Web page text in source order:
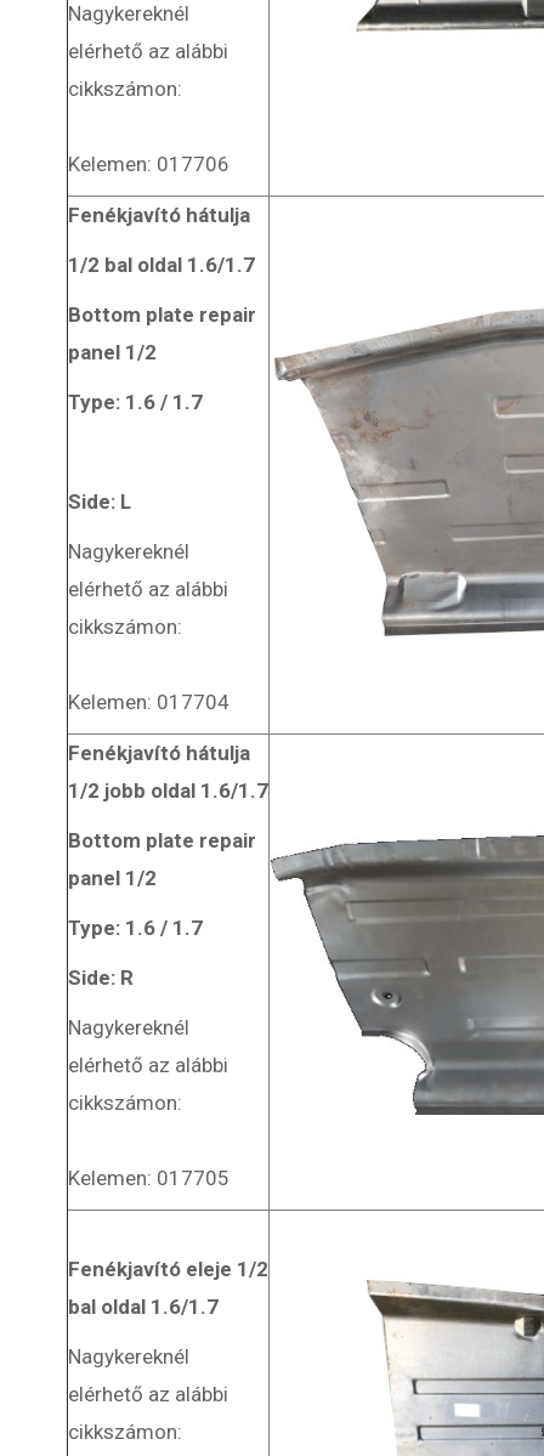
Nagykereknél
elérhető az alábbi
cikkszámon:
Kelemen: 017706
Fenékjavító hátulja
1/2 bal oldal 1.6/1.7
Bottom plate repair
panel 1/2
Type: 1.6 / 1.7
Side: L
Nagykereknél
elérhető az alábbi
cikkszámon:
Kelemen: 017704
Fenékjavító hátulja
1/2 jobb oldal 1.6/1.7
Bottom plate repair
panel 1/2
Type: 1.6 / 1.7
Side: R
Nagykereknél
elérhető az alábbi
cikkszámon:
Kelemen: 017705
Fenékjavító eleje 1/2
bal oldal 1.6/1.7
Nagykereknél
elérhető az alábbi
cikkszámon: